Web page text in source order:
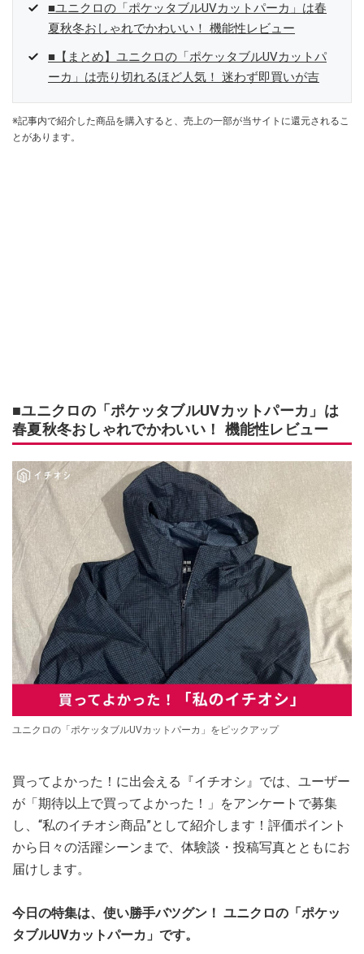
■ユニクロの「ポケッタブルUVカットパーカ」は春
夏秋冬おしゃれでかわいい！ 機能性レビュー
■【まとめ】ユニクロの「ポケッタブルUVカットパ
ーカ」は売り切れるほど人気！ 迷わず即買いが吉
※記事内で紹介した商品を購入すると、売上の一部が当サイトに還元されるこ
とがあります。
■ユニクロの「ポケッタブルUVカットパーカ」は
春夏秋冬おしゃれでかわいい！ 機能性レビュー
ユニクロの「ポケッタブルUVカットパーカ」をピックアップ
買ってよかった！に出会える『イチオシ』では、ユーザー
が「期待以上で買ってよかった！」をアンケートで募集
し、“私のイチオシ商品”として紹介します！評価ポイント
から日々の活躍シーンまで、体験談・投稿写真とともにお
届けします。
今日の特集は、使い勝手バツグン！ ユニクロの「ポケッ
タブルUVカットパーカ」です。